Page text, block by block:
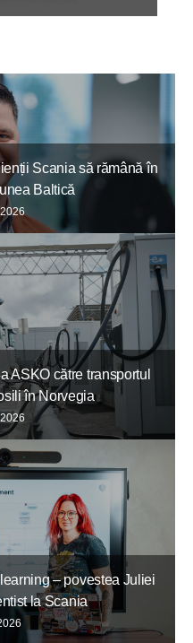
Scania să rămână în
Baltică
ASKO către transportul
în Norvegia
– povestea Juliei
la Scania